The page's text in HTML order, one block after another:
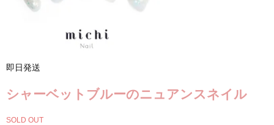
即日発送
シャーベットブルーのニュアンスネイル
SOLD OUT